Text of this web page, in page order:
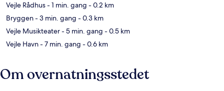
Vejle Rådhus- 1 min. gang - 0.2 km
Bryggen- 3 min. gang - 0.3 km
Vejle Musikteater- 5 min. gang - 0.5 km
Vejle Havn- 7 min. gang - 0.6 km
Om overnatningsstedet